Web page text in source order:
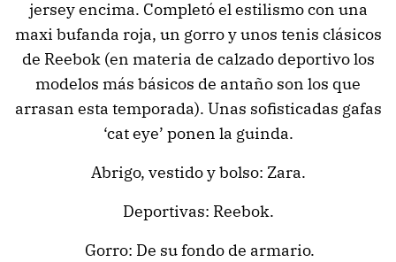
jersey encima. Completó el estilismo con una
maxi bufanda roja, un gorro y unos tenis clásicos
de Reebok (en materia de calzado deportivo los
modelos más básicos de antaño son los que
arrasan esta temporada). Unas sofisticadas gafas
‘cat eye’ ponen la guinda.
Abrigo, vestido y bolso: Zara.
Deportivas: Reebok.
Gorro: De su fondo de armario.